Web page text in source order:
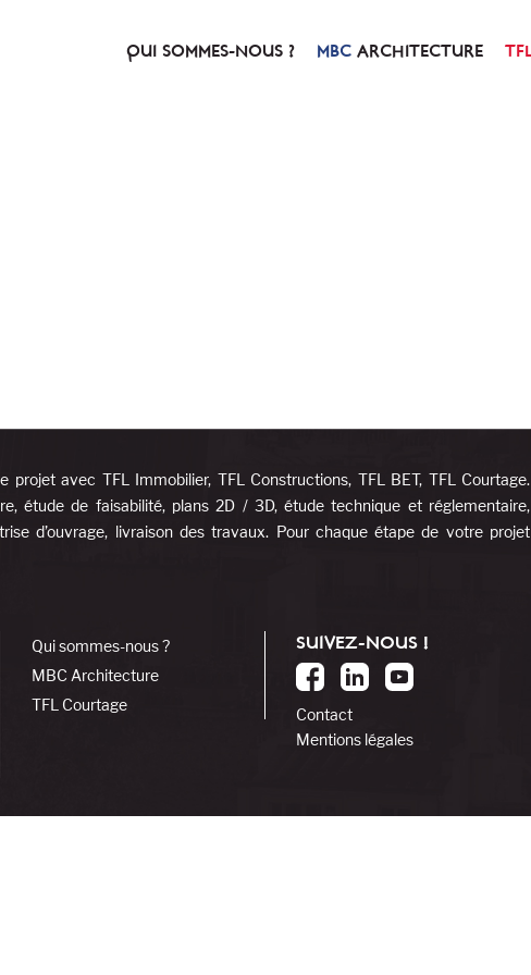
QUI SOMMES-NOUS ? ARCHITECTURE
avec TFL Immobilier, TFL Constructions, TFL BET, TFL Courtage.
étude de faisabilité, plans 2D / 3D, étude technique et réglementaire,
d’ouvrage, livraison des travaux. Pour chaque étape de votre projet
Qui sommes-nous ?
MBC Architecture
TFL Courtage
SUIVEZ-NOUS !
Contact
Mentions légales